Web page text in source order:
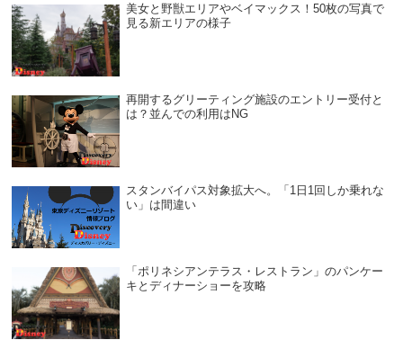
美女と野獣エリアやベイマックス！50枚の写真で
見る新エリアの様子
再開するグリーティング施設のエントリー受付と
は？並んでの利用はNG
スタンバイパス対象拡大へ。「1日1回しか乗れな
い」は間違い
「ポリネシアンテラス・レストラン」のパンケー
キとディナーショーを攻略